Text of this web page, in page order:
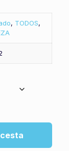
, TODOS,